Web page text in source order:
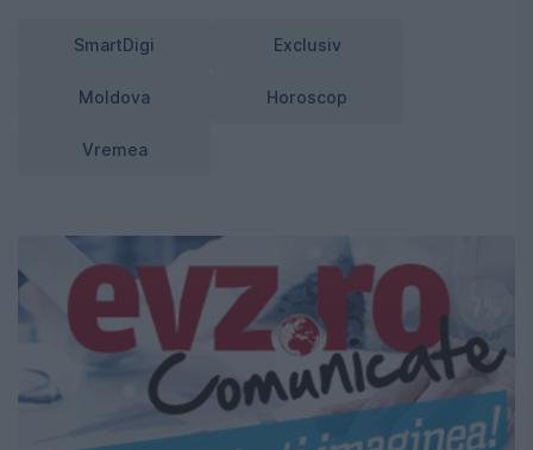
SmartDigi Exclusiv
Moldova Horoscop
Vremea